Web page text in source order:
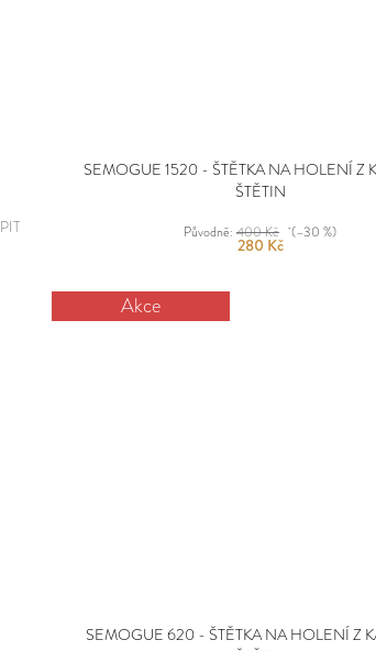
SEMOGUE 1520 - ŠTĚTKA NA HOLENÍ Z
ŠTĚTIN
Původně: 400 Kč (–30 %)
280 Kč
Akce
SEMOGUE 620 - ŠTĚTKA NA HOLENÍ Z